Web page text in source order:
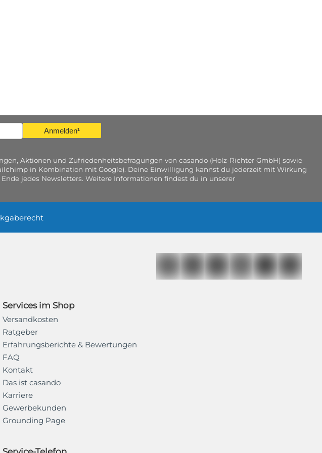
Anmelden¹
Aktionen und Zufriedenheitsbefragungen von casando (Holz-Richter GmbH) sowie
in Kombination mit Google). Deine Einwilligung kannst du jederzeit mit Wirkung
jedes Newsletters. Weitere Informationen findest du in unserer
Services im Shop
Versandkosten
Ratgeber
Erfahrungsberichte & Bewertungen
FAQ
Kontakt
Das ist casando
Karriere
Gewerbekunden
Grounding Page